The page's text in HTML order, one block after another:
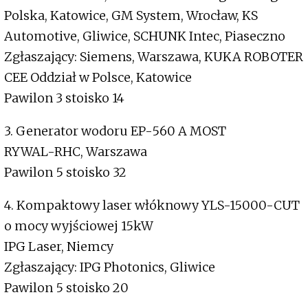
Polska, Katowice, GM System, Wrocław, KS
Automotive, Gliwice, SCHUNK Intec, Piaseczno
Zgłaszający: Siemens, Warszawa, KUKA ROBOTER
CEE Oddział w Polsce, Katowice
Pawilon 3 stoisko 14
3. Generator wodoru EP-560 A MOST
RYWAL-RHC, Warszawa
Pawilon 5 stoisko 32
4. Kompaktowy laser włóknowy YLS-15000-CUT
o mocy wyjściowej 15kW
IPG Laser, Niemcy
Zgłaszający: IPG Photonics, Gliwice
Pawilon 5 stoisko 20